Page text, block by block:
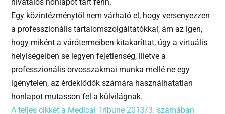
Egy közintézménytől nem várható el, hogy versenyezzen
a professzionális tartalomszolgáltatókkal, ám az igen,
hogy miként a várótermeiben kitakaríttat, úgy a virtuális
helyiségeiben se legyen fejetlenség, illetve a
professzionális orvosszakmai munka mellé ne egy
igénytelen, az érdeklődők számára használhatatlan
honlapot mutasson fel a külvilágnak.
A teljes cikket a Medical Tribune 2013/3. számában